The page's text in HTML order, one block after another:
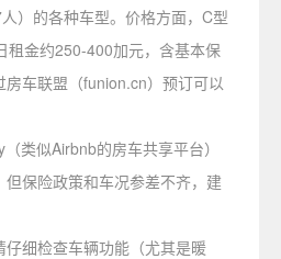
）的各种车型。价格方面，C型
租金约250-400加元，含基本保
车联盟（funion.cn）预订可以
（类似Airbnb的房车共享平台）
保险政策和车况参差不齐，建
细检查车辆功能（尤其是暖